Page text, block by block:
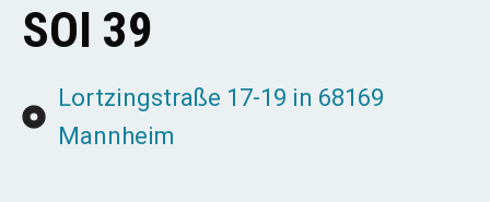
SOI 39
Lortzingstraße 17-19 in 68169
Mannheim